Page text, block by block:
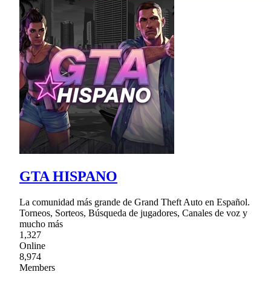
GTA HISPANO
La comunidad más grande de Grand Theft Auto en Español.
Torneos, Sorteos, Búsqueda de jugadores, Canales de voz y
mucho más
1,327
Online
8,974
Members